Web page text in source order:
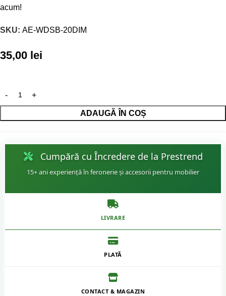
acum!
SKU: AE-WDSB-20DIM
35,00 lei
ADAUGĂ ÎN COȘ
Cumpără cu Încredere de la Prestrend
15+ ani experiență în feronerie și accesorii pentru mobilier
LIVRARE
PLATĂ
CONTACT & MAGAZIN